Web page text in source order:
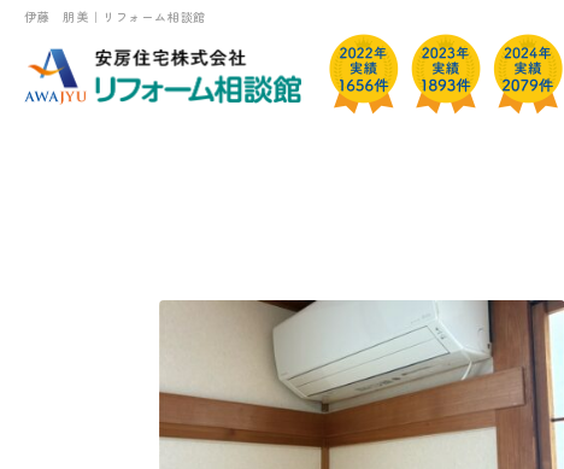
伊藤 朋美｜リフォーム相談館